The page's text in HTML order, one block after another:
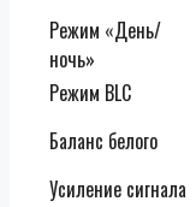
Режим «День/
ночь»
Режим BLC
Баланс белого
Усиление сигнала